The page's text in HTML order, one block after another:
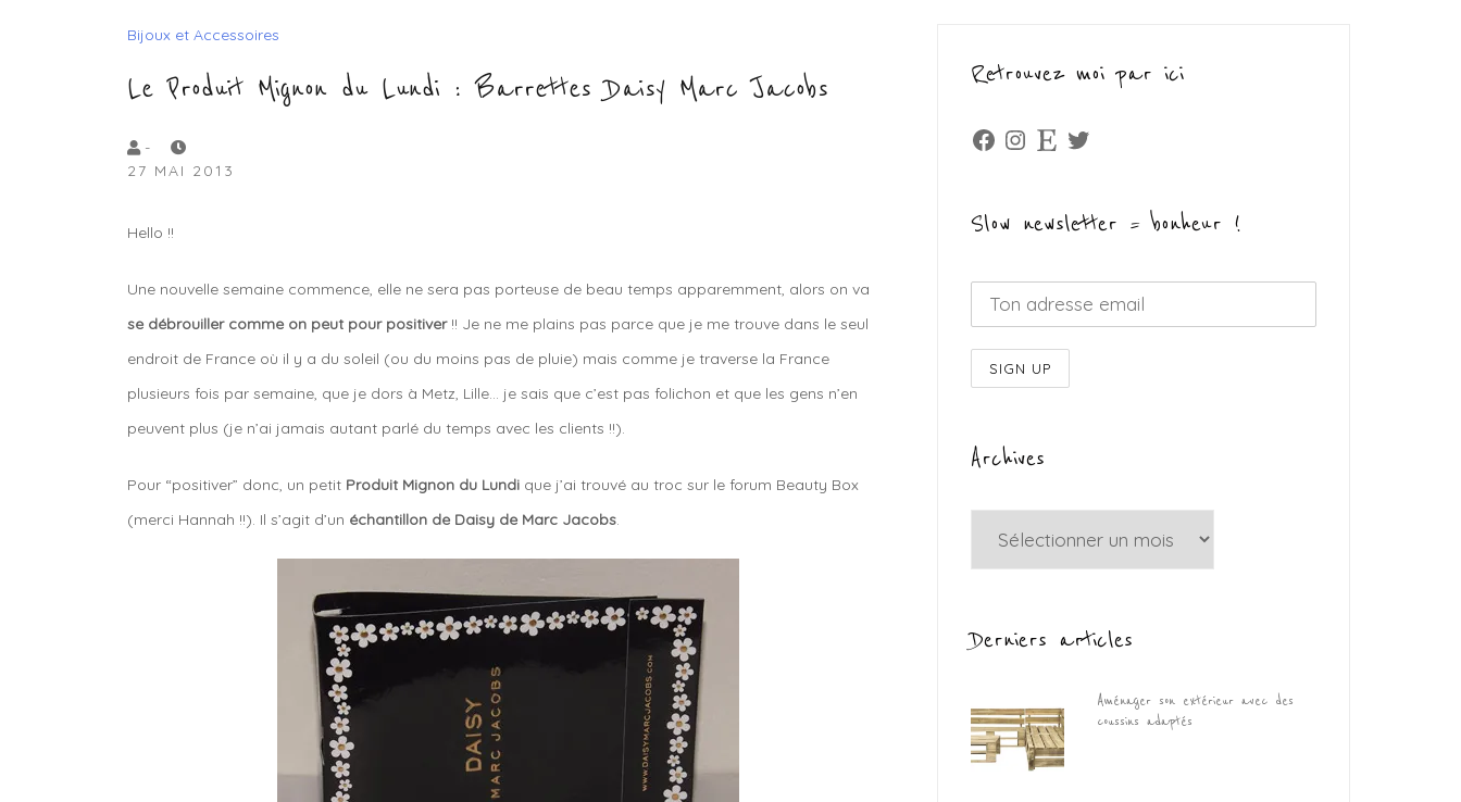
Bijoux et Accessoires
Le Produit Mignon du Lundi : Barrettes Daisy Marc Jacobs
by
Lola
-
27 MAI 2013
Hello !!
Une nouvelle semaine commence, elle ne sera pas porteuse de beau temps apparemment, alors on va
se débrouiller comme on peut pour positiver!! Je ne me plains pas parce que je me trouve dans le seul
endroit de France où il y a du soleil (ou du moins pas de pluie) mais comme je traverse la France
plusieurs fois par semaine, que je dors à Metz, Lille… je sais que c’est pas folichon et que les gens n’en
peuvent plus (je n’ai jamais autant parlé du temps avec les clients !!).
Pour “positiver” donc, un petit Produit Mignon du Lundi que j’ai trouvé au troc sur le forum Beauty Box
(merci Hannah !!). Il s’agit d’un échantillon de Daisy de Marc Jacobs
Retrouvez moi par ici
Facebook
Instagram
Etsy Twitter
Slow newsletter = bonheur !
Archives
Derniers articles
Aménager son extérieur avec des
coussins adaptés